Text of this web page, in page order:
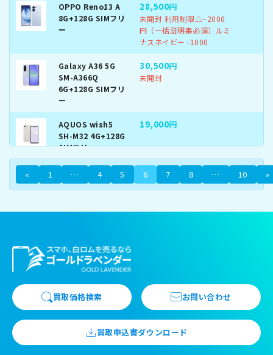
OPPO Reno13 A
8G+128G SIMフリ
ー
28,500円
未開封 利用制限△−2000
円（一括証明書必須）ルミ
ナスネイビー -1000
Galaxy A36 5G
SM-A366Q
6G+128G SIMフリ
ー
30,500円
未開封
AQUOS wish5
SH-M32 4G+128G
SIMフリー
19,000円
AQUOS R9 pro
SH-M30 12G+
要問い合わせ円
Xiaomi 14 Ultra
セット付き」
16G+512G SIMフ
リー
« 1 … 4 5 6 7 8 … 10 »
買取価格検索 お問い合わせ
買取申込書ダウンロード